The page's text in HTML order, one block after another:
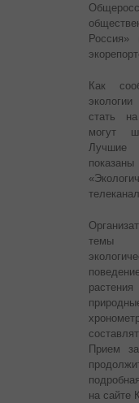
Россия»
Как
стать
могут
Лучшие
темы
Прием
на сайте